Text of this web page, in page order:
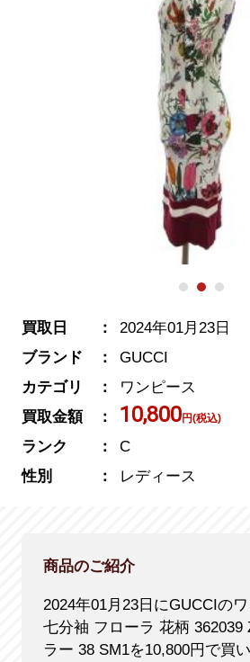
買取日
2024年01月23日
ブランド
GUCCI
カテゴリ
ワンピース
買取金額
10,800円(税込)
ランク
C
性別
レディース
商品のご紹介
2024年01月23日にGUCCIの
七分袖 フローラ 花柄 362039
ラー 38 SM1を10,800円で買